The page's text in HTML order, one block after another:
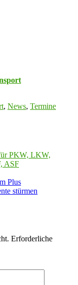
, News, Termine
Plus
stürmen
Erforderliche